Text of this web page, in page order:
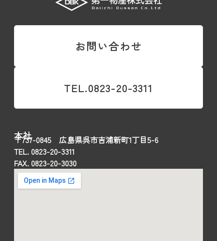
お問い合わせ
TEL.0823-20-3311
本社
〒737-0845 広島県呉市吉浦新町1丁目5-6
TEL. 0823-20-3311
FAX. 0823-20-3030